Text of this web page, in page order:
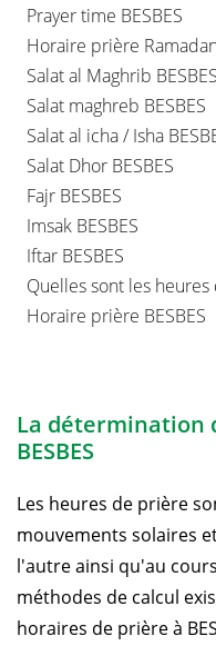
Prayer time BESBES
Horaire prière
Salat al Maghrib BESBES
Salat maghreb BESBES
Salat al icha / Isha
Salat Dhor BESBES
Fajr BESBES
Imsak BESBES
Iftar BESBES
Quelles sont les heures
Horaire prière BESBES
La détermination
BESBES
Les heures de prière
mouvements solaires
l'autre ainsi qu'au
méthodes de calcul
horaires de prière à